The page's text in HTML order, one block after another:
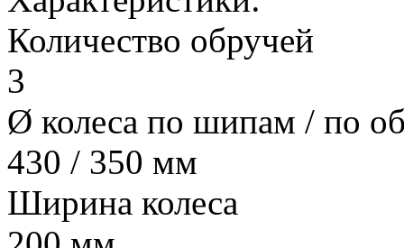
Количество обручей
3
Ø колеса по шипам / по
430 / 350 мм
Ширина колеса